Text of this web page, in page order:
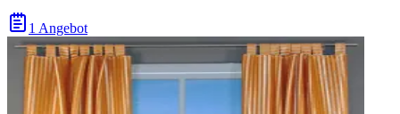
1 Angebot